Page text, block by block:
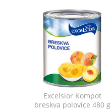
Excelsior Kompot
breskva polovice 480 g